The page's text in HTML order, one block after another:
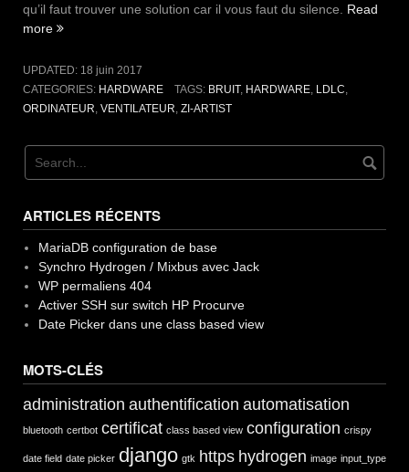
qu’il faut trouver une solution car il vous faut du silence. Read
more « Problème
ventilateurs
bruyants
sur
Zi-
Artist
de
LDLC
UPDATED: 18 juin 2017
CATEGORIES: HARDWARE TAGS: BRUIT, HARDWARE, LDLC
ORDINATEUR VENTILATEUR ZI-ARTIST
ARTICLES RÉCENTS
MariaDB configuration de base
Synchro Hydrogen / Mixbus avec Jack
WP permaliens 404
Activer SSH sur switch HP Procurve
Date Picker dans une class based view
MOTS-CLÉS
administration authentification automatisation
bluetooth certbot certificat class based view configuration crispy
date field date picker django gtk https hydrogen image input_type